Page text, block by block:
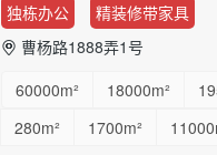
独栋办公
精装修带家具
曹杨路1888弄1号
60000m²
18000m²
280m²
1700m²